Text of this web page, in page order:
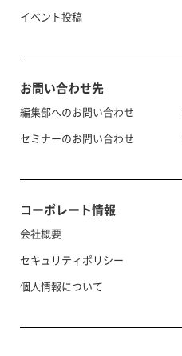
イベント投稿
お問い合わせ先
編集部へのお問い合わせ
セミナーのお問い合わせ
コーポレート情報
会社概要
セキュリティポリシー
個人情報について